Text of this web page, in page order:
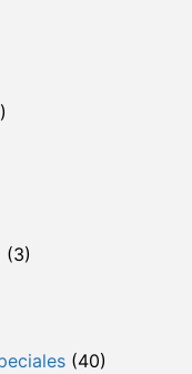
(3)
(40)